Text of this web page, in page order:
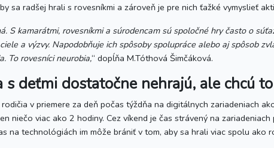
sa radšej hrali s rovesníkmi a zároveň je pre nich ťažké vymyslieť
S kamarátmi, rovesníkmi a súrodencam sú spoločné hry často o
a výzvy. Napodobňuje ich spôsoby spolupráce alebo aj spôsob
To rovesníci neurobia,“ dopĺňa M.Tóthová Šimčáková.
s deťmi dostatočne nehrajú, ale chcú
v priemere za deň počas týždňa na digitálnych zariadeniach
niečo viac ako 2 hodiny. Cez víkend je čas strávený na
na technológiách im môže brániť v tom, aby sa hrali viac spolu ako